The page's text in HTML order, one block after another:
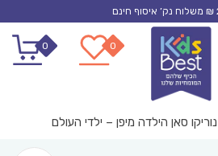
0
0
נוריקו סאן הילדה מיפן – ילדי העולם